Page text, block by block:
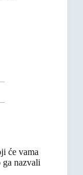
će vama
nazvali